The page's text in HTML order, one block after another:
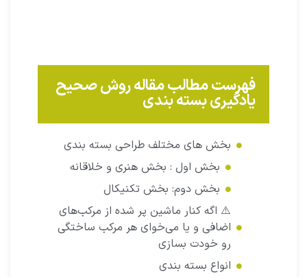
فهرست مطالب مقاله روش صحیح
یادگیری بسته بندی
بخش های مختلف طراحی بسته بندی
بخش اول : بخش هنری و خلاقانه
بخش دوم: بخش تکنیکال
⚠️ اگه کنار ماشین پر شده از مرکب‌های
اضافی و یا می‌خوای هر مرکب ساختگی
رو خودت بسازی
انواع بسته بندی